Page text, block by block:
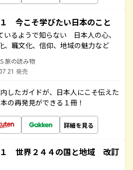
今こそ学びたい日本のこと
いるようで知らない 日本人の心、
、職文化、信仰、地域の魅力など
旅の読み物
発売
したガイドが、日本人にこそ伝えた
の再発見ができる１冊！
詳細を見る
世界２４４の国と地域 改訂